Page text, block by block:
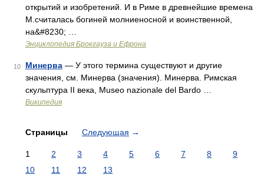
открытий и изобретений. И в Риме в древнейшие времена
М.считалась богиней молниеносной и воинственной,
на&#8230; …
Энциклопедия Брокгауза и Ефрона
10 Минерва — У этого термина существуют и другие
значения, см. Минерва (значения). Минерва. Римская
скульптура II века, Museo nazionale del Bardo …
Википедия
Страницы Следующая →
1 2 3 4 5 6 7 8
9
10
11 12 13